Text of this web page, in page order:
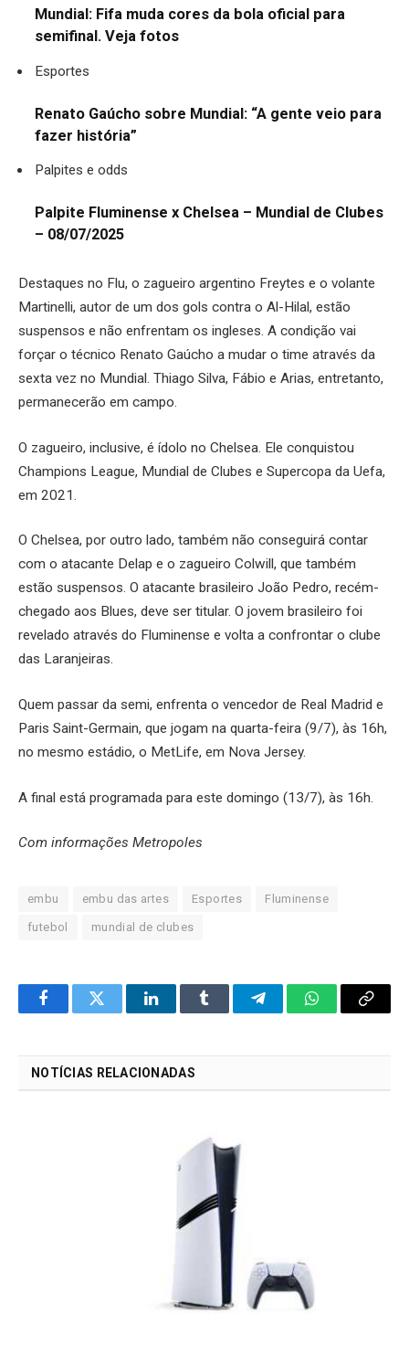
Mundial: Fifa muda cores da bola oficial para
semifinal. Veja fotos
Esportes
Renato Gaúcho sobre Mundial: “A gente veio para
fazer história”
Palpites e odds
Palpite Fluminense x Chelsea – Mundial de Clubes
– 08/07/2025
Destaques no Flu, o zagueiro argentino Freytes e o volante
Martinelli, autor de um dos gols contra o Al-Hilal, estão
suspensos e não enfrentam os ingleses. A condição vai
forçar o técnico Renato Gaúcho a mudar o time através da
sexta vez no Mundial. Thiago Silva, Fábio e Arias, entretanto,
permanecerão em campo.
O zagueiro, inclusive, é ídolo no Chelsea. Ele conquistou
Champions League, Mundial de Clubes e Supercopa da Uefa,
em 2021.
O Chelsea, por outro lado, também não conseguirá contar
com o atacante Delap e o zagueiro Colwill, que também
estão suspensos. O atacante brasileiro João Pedro, recém-
chegado aos Blues, deve ser titular. O jovem brasileiro foi
revelado através do Fluminense e volta a confrontar o clube
das Laranjeiras.
Quem passar da semi, enfrenta o vencedor de Real Madrid e
Paris Saint-Germain, que jogam na quarta-feira (9/7), às 16h,
no mesmo estádio, o MetLife, em Nova Jersey.
A final está programada para este domingo (13/7), às 16h.
Com informações Metropoles
embu embu das artes Esportes Fluminense
futebol mundial de clubes
FacebookTwitter LinkedInTumblr TelegramWhatsApp
Copy
NOTÍCIAS RELACIONADAS